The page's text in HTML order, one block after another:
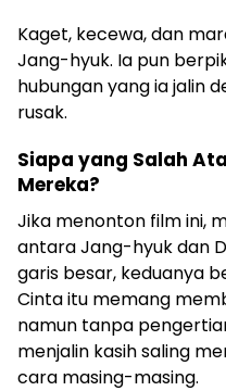
Kaget, kecewa, dan
Jang-hyuk. Ia pun
hubungan yang ia jalin
rusak.
Siapa yang Salah
Mereka?
Jika menonton film ini,
antara Jang-hyuk dan
garis besar, keduanya
Cinta itu memang
namun tanpa
menjalin kasih saling
cara masing-masing.